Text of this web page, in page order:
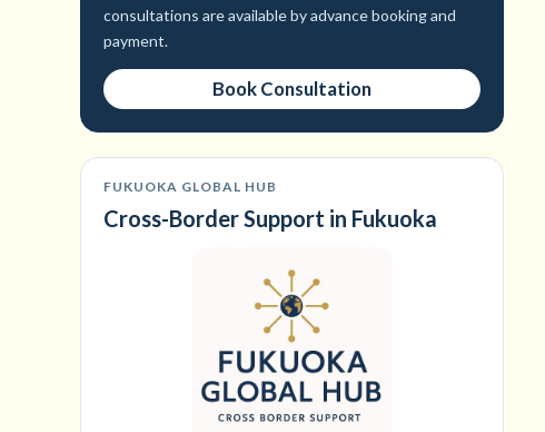
consultations are available by advance booking and
payment.
Book Consultation
FUKUOKA GLOBAL HUB
Cross-Border Support in Fukuoka